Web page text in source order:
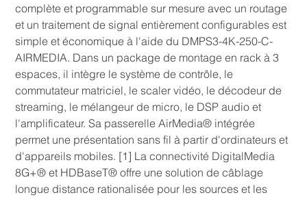
complète et programmable sur mesure avec un routage
et un traitement de signal entièrement configurables est
simple et économique à l'aide du DMPS3-4K-250-C-
AIRMEDIA. Dans un package de montage en rack à 3
espaces, il intègre le système de contrôle, le
commutateur matriciel, le scaler vidéo, le décodeur de
streaming, le mélangeur de micro, le DSP audio et
l'amplificateur. Sa passerelle AirMedia® intégrée
permet une présentation sans fil à partir d'ordinateurs et
d'appareils mobiles. [1] La connectivité DigitalMedia
8G+® et HDBaseT® offre une solution de câblage
longue distance rationalisée pour les sources et les